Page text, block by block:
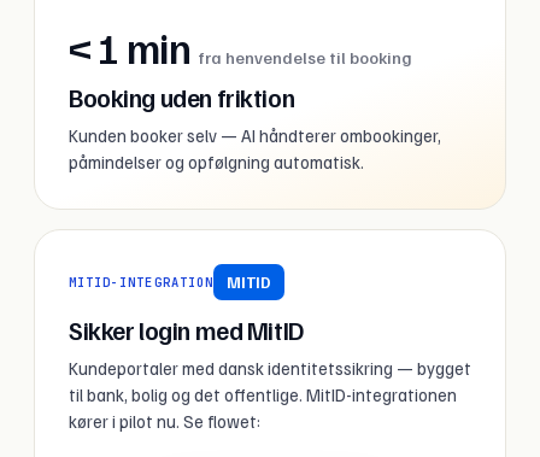
< 1 min fra henvendelse til booking
Booking uden friktion
Kunden booker selv — AI håndterer ombookinger,
påmindelser og opfølgning automatisk.
MITID-INTEGRATION MITID
Sikker login med MitID
Kundeportaler med dansk identitetssikring — bygget
til bank, bolig og det offentlige. MitID-integrationen
kører i pilot nu. Se flowet: